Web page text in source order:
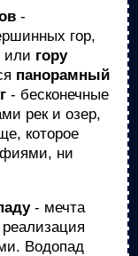
-
гор,
или гору
панорамный
- бесконечные
рек и озер,
которое
ни
- мечта
Водопад